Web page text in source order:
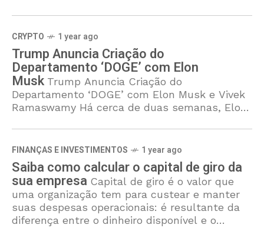
intuitiva de usar. O
CRYPTO
1 year ago
Trump Anuncia Criação do
Departamento ‘DOGE’ com Elon
Musk Trump Anuncia Criação do
Departamento ‘DOGE’ com Elon Musk e Vivek
Ramaswamy Há cerca de duas semanas, Elon
ideia de que a grande mídia
FINANÇAS E INVESTIMENTOS
1 year ago
Saiba como calcular o capital de giro da
sua empresa Capital de giro é o valor que
uma organização tem para custear e manter
suas despesas operacionais: é resultante da
diferença entre o dinheiro disponível e o